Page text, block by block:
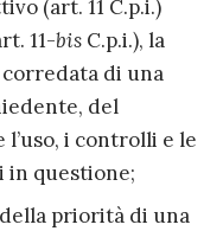
(art. 11 C.p.i.)
11-bis C.p.i.), la
di una
del
i controlli e le
in questione;
priorità di una